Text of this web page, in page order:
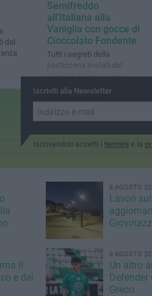
dal
Semifreddo
all'Italiana alla
Vaniglia con gocce di
Cioccolato Fondente
Tutti i segreti della
pasticceria svelati dal
maestro Franco Lanza
Iscriviti alla Newsletter
Iscrivendoti accetti i termini e la
6 AGOSTO
Lavori
il
e del
6 AGOSTO
Un altro
Defender
Greco